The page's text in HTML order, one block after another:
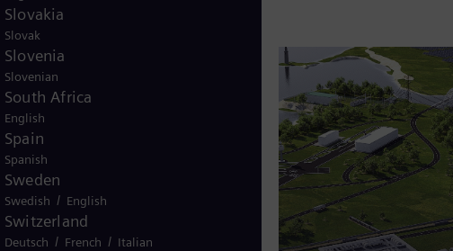
Slovakia
Slovak
Slovenia
Slovenian
South Africa
English
Spain
Spanish
Sweden
Swedish / English
Switzerland
Deutsch / French / Italian